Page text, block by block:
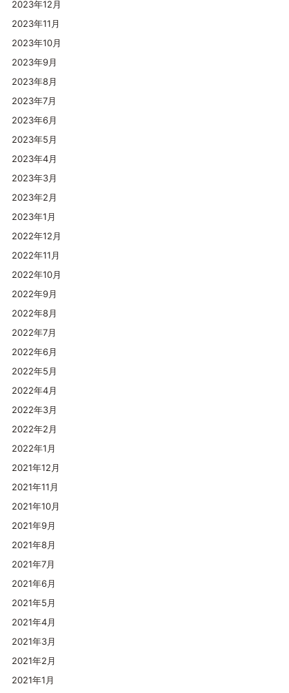
2023年12月
2023年11月
2023年10月
2023年9月
2023年8月
2023年7月
2023年6月
2023年5月
2023年4月
2023年3月
2023年2月
2023年1月
2022年12月
2022年11月
2022年10月
2022年9月
2022年8月
2022年7月
2022年6月
2022年5月
2022年4月
2022年3月
2022年2月
2022年1月
2021年12月
2021年11月
2021年10月
2021年9月
2021年8月
2021年7月
2021年6月
2021年5月
2021年4月
2021年3月
2021年2月
2021年1月